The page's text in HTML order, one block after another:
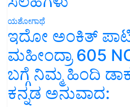
ಯಶೋಗಾಥೆ
ಇದೋ ಅಂಕಿತ್
ಮಹೀಂದ್ರಾ 605
ಬಗ್ಗೆ ನಿಮ್ಮ ಹಿಂದಿ
ಕನ್ನಡ ಅನುವಾದ: